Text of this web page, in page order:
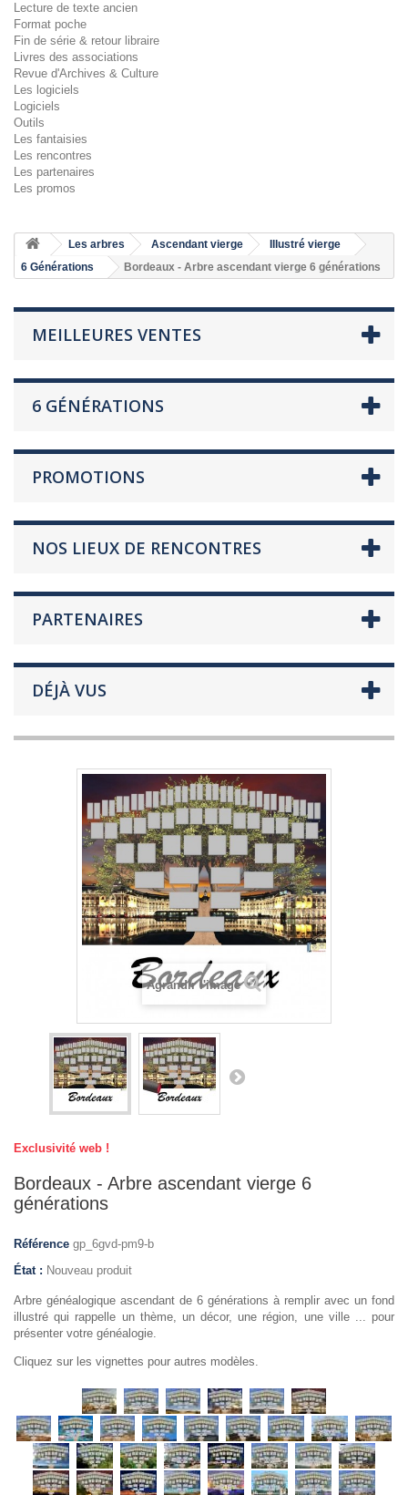
Lecture de texte ancien
Format poche
Fin de série & retour libraire
Livres des associations
Revue d'Archives & Culture
Les logiciels
Logiciels
Outils
Les fantaisies
Les rencontres
Les partenaires
Les promos
Les arbres Ascendant vierge
Illustré vierge
6 Générations
Bordeaux - Arbre ascendant vierge 6 générations
MEILLEURES VENTES
6 GÉNÉRATIONS
PROMOTIONS
NOS LIEUX DE RENCONTRES
PARTENAIRES
DÉJÀ VUS
Agrandir l'image
Exclusivité web !
Bordeaux - Arbre ascendant vierge 6
générations
Référence gp_6gvd-pm9-b
État : Nouveau produit
Arbre généalogique ascendant de 6 générations à remplir avec un fond
illustré qui rappelle un thème, un décor, une région, une ville ... pour
présenter votre généalogie.
Cliquez sur les vignettes pour autres modèles.